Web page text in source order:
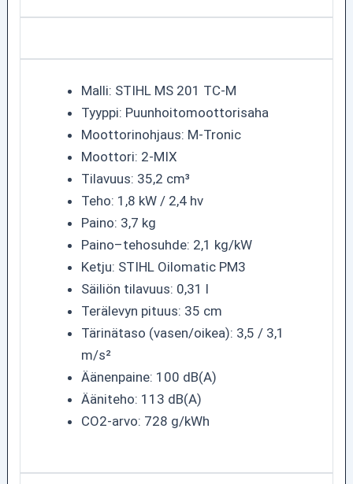
Malli: STIHL MS 201 TC-M
Tyyppi: Puunhoitomoottorisaha
Moottorinohjaus: M-Tronic
Moottori: 2-MIX
Tilavuus: 35,2 cm³
Teho: 1,8 kW / 2,4 hv
Paino: 3,7 kg
Paino–tehosuhde: 2,1 kg/kW
Ketju: STIHL Oilomatic PM3
Säiliön tilavuus: 0,31 l
Terälevyn pituus: 35 cm
Tärinätaso (vasen/oikea): 3,5 / 3,1
m/s²
Äänenpaine: 100 dB(A)
Ääniteho: 113 dB(A)
CO2-arvo: 728 g/kWh